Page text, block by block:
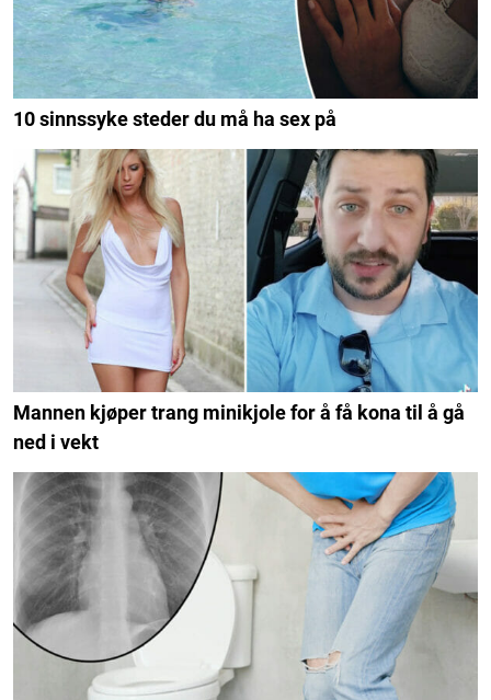
10 sinnssyke steder du må ha sex på
Mannen kjøper trang minikjole for å få kona til å gå
ned i vekt